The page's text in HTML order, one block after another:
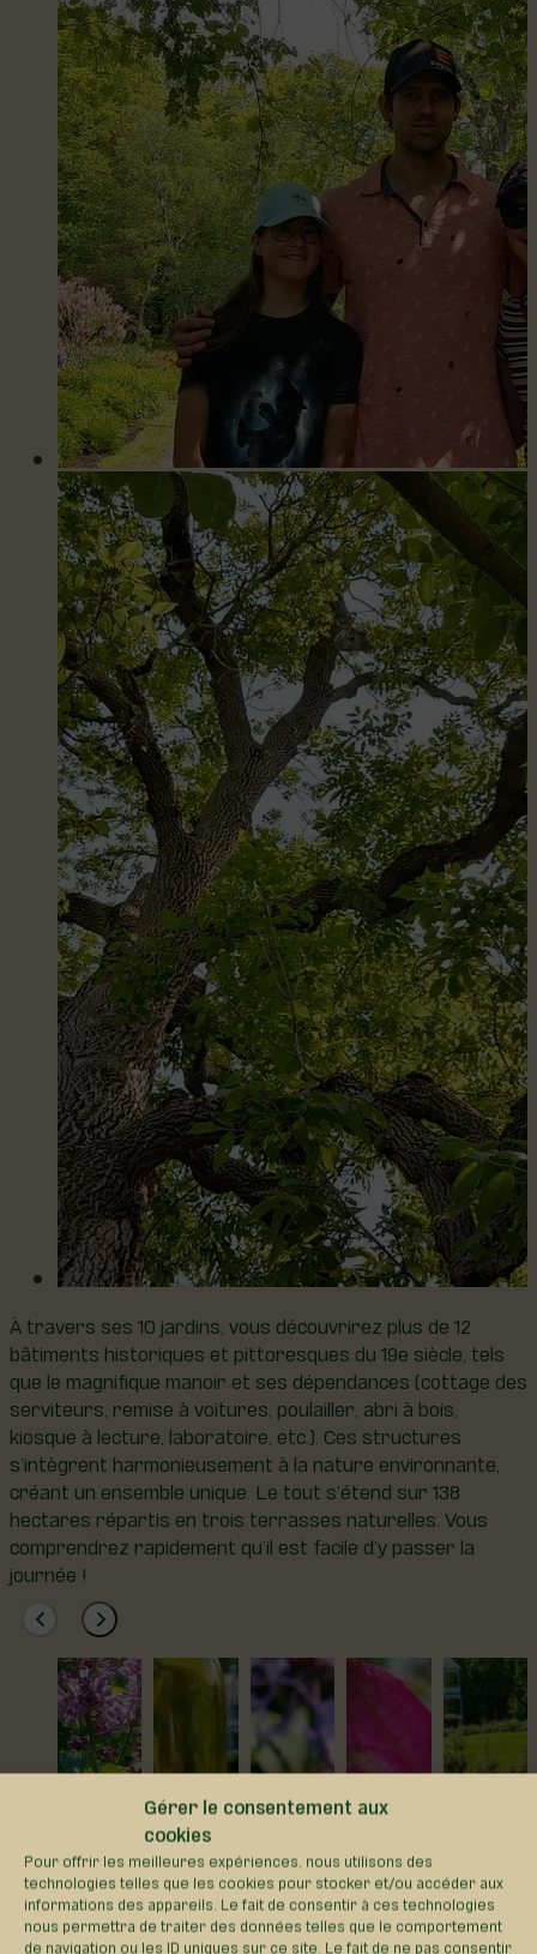
Gérer le consentement aux
cookies
Pour offrir les meilleures expériences, nous utilisons des
technologies telles que les cookies pour stocker et/ou accéder aux
informations des appareils. Le fait de consentir à ces technologies
nous permettra de traiter des données telles que le comportement
de navigation ou les ID uniques sur ce site. Le fait de ne pas consentir
À travers ses 10 jardins, vous découvrirez plus de 12
bâtiments historiques et pittoresques du 19e siècle, tels
que le magnifique manoir et ses dépendances (cottage des
serviteurs, remise à voitures, poulailler, abri à bois,
kiosque à lecture, laboratoire, etc.). Ces structures
s’intègrent harmonieusement à la nature environnante,
créant un ensemble unique. Le tout s’étend sur 138
hectares répartis en trois terrasses naturelles. Vous
comprendrez rapidement qu’il est facile d’y passer la
journée !